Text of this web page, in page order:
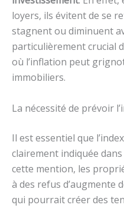
loyers, ils évitent de se
stagnent ou diminuent
particulièrement crucial
où l’inflation peut
immobiliers.
La nécessité de prévoir
Il est essentiel que
clairement indiquée
cette mention, les
à des refus d’augmente
qui pourrait créer des